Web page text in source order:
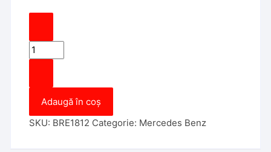
Cantitate
Carcasa
Briceag
Mercedes
Benz
Adaugă în coș
SKU: BRE1812 Categorie: Mercedes Benz